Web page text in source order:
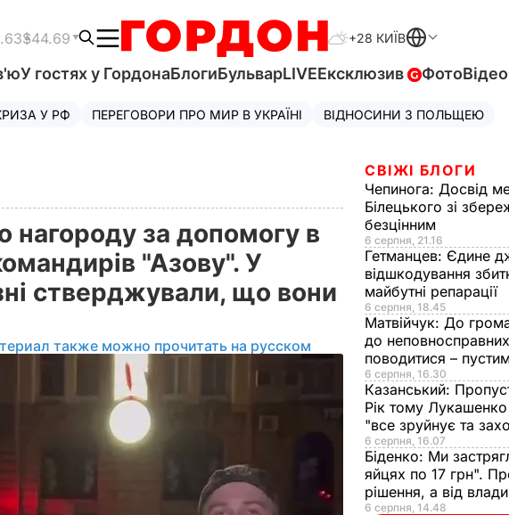
$44.69 +28 КИЇВ
У гостях у ГордонаБлогиБульварLIVEЕксклюзив ФотоВідео
У РФ ПЕРЕГОВОРИ ПРО МИР В УКРАЇНІ ВІДНОСИНИ З ПОЛЬЩЕЮ
за допомогу в
"Азову". У
стверджували, що вони
также можно прочитать на русском
СВІЖІ БЛОГИ
Чепинога: Досвід
Білецького зі
безцінним
6 серпня, 21.16
Гетманцев: Єдине
відшкодування
майбутні репарації
6 серпня, 18.45
Матвійчук: До
до
поводитися –
6 серпня, 16.30
Казанський:
Рік тому
"все зруйнує та
6 серпня, 16.07
Біденко: Ми
яйцях по 17 грн".
рішення, а від
6 серпня, 14.48